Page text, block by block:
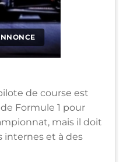
de course est
Formule 1 pour
mais il doit
internes et à des